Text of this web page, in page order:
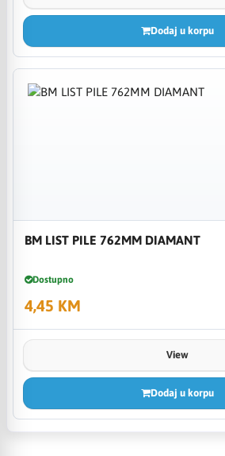
Dodaj u korpu
BM LIST PILE 762MM DIAMANT
Dostupno
4,45 KM
View
Dodaj u korpu